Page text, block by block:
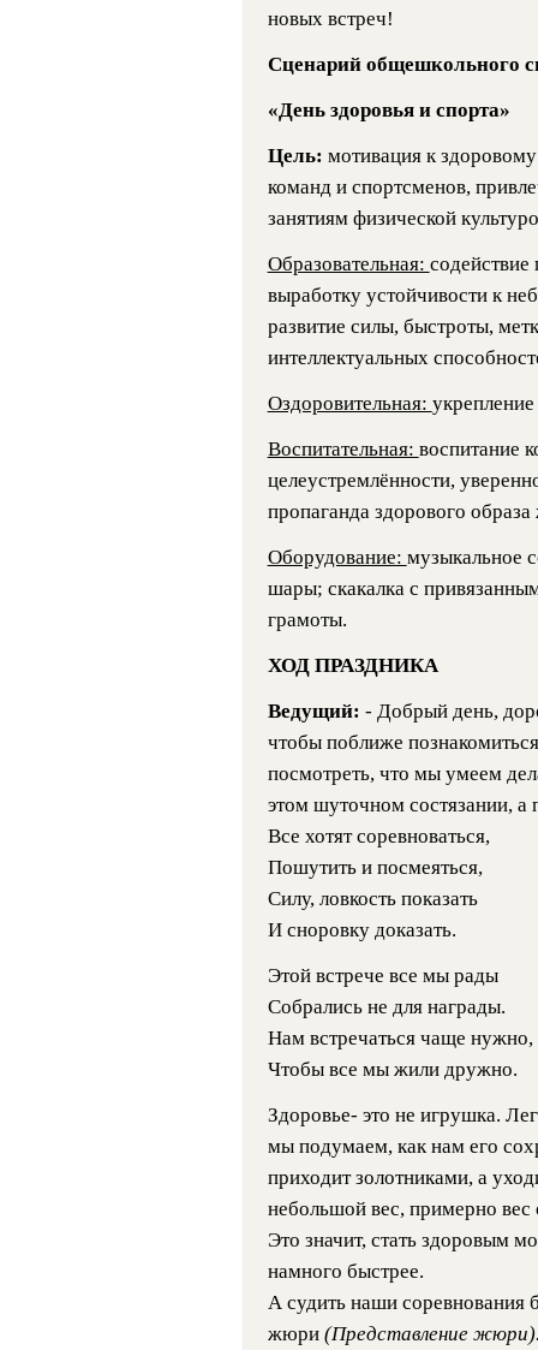
новых встреч!
Сценарий общешкольного
«День здоровья и спорта»
Цель: мотивация к
команд и спортсменов,
занятиям физической
Образовательная:
выработку устойчивости к
развитие силы, быстроты,
интеллектуальных
Оздоровительная:
Воспитательная: воспитание
целеустремлённости,
пропаганда здорового
Оборудование: музыкальное
шары; скакалка с
грамоты.
ХОД ПРАЗДНИКА
Ведущий: - Добрый день,
чтобы поближе
посмотреть, что мы умеем
этом шуточном состязании, а
Все хотят соревноваться,
Пошутить и посмеяться,
Силу, ловкость показать
И сноровку доказать.
Этой встрече все мы рады
Собрались не для награды.
Нам встречаться чаще нужно,
Чтобы все мы жили дружно.
Здоровье- это не игрушка.
мы подумаем, как нам его
приходит золотниками, а
небольшой вес, примерно вес
Это значит, стать здоровым
намного быстрее.
А судить наши соревнования
жюри (Представление